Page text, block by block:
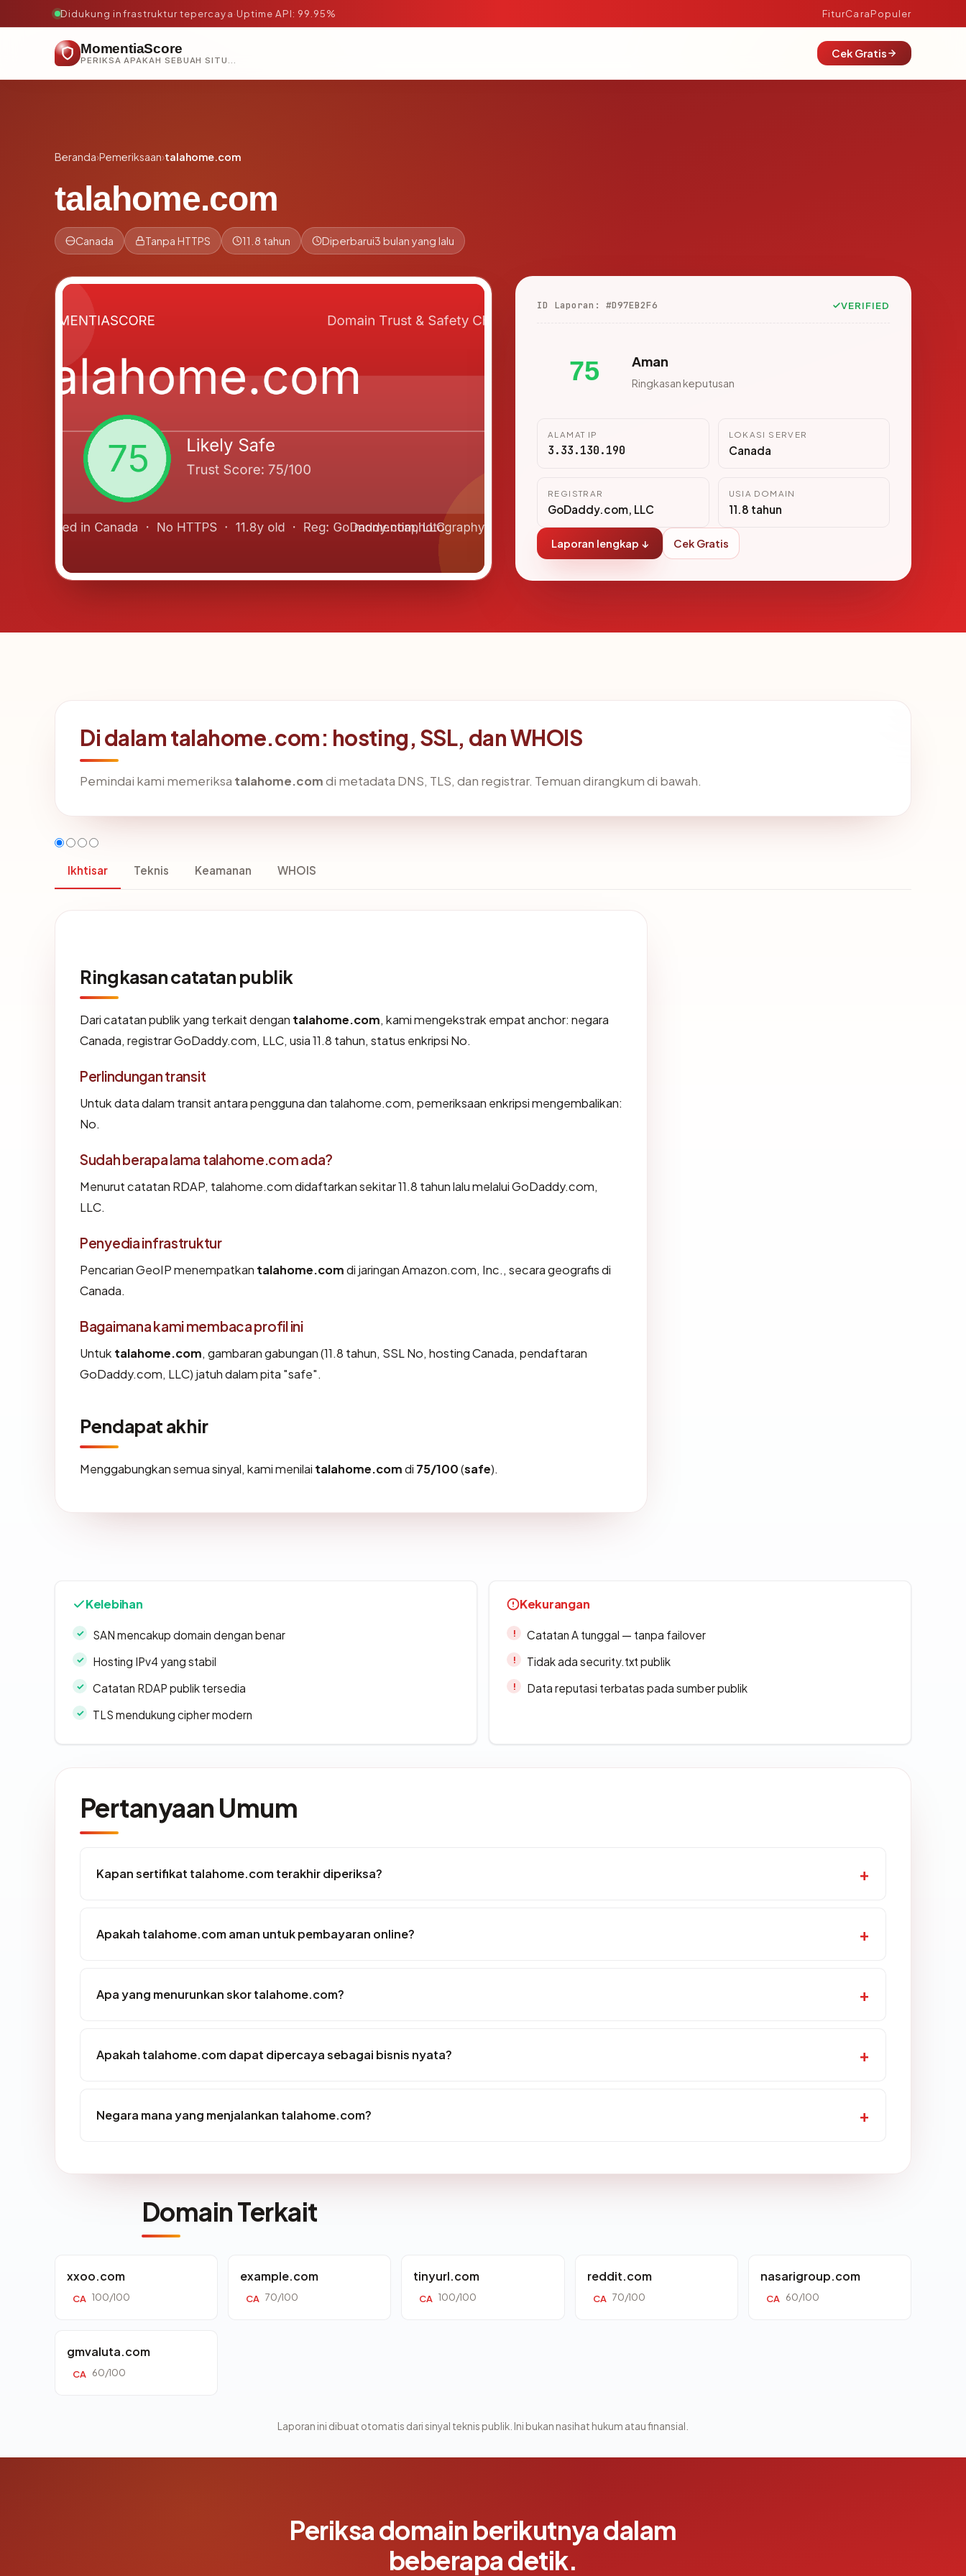
Didukung infrastruktur tepercaya·Uptime API: 99.95% FiturCaraPopuler
MomentiaScore
PERIKSA APAKAH SEBUAH SITUS AMAN, TEPERCAYA, DAN TERVERIFIKASI DALAM HITUNGAN DETIK.
Cek Gratis
Beranda›Pemeriksaan›talahome.com
talahome.com
Canada Tanpa HTTPS 11.8 tahun Diperbarui3 bulan yang lalu
ID Laporan: #D97EB2F6 VERIFIED
75 Aman
Ringkasan keputusan
ALAMAT IP
3.33.130.190
LOKASI SERVER
Canada
REGISTRAR
GoDaddy.com, LLC
USIA DOMAIN
11.8 tahun
Laporan lengkap ↓ Cek Gratis
Di dalam talahome.com: hosting, SSL, dan WHOIS
Pemindai kami memeriksa talahome.comdi metadata DNS, TLS, dan registrar. Temuan dirangkum di bawah.
Ikhtisar Teknis Keamanan WHOIS
Ringkasan catatan publik
Dari catatan publik yang terkait dengan talahome.com, kami mengekstrak empat anchor: negara
Canada, registrar GoDaddy.com, LLC, usia 11.8 tahun, status enkripsi No.
Perlindungan transit
Untuk data dalam transit antara pengguna dan talahome.com, pemeriksaan enkripsi mengembalikan:
No.
Sudah berapa lama talahome.com ada?
Menurut catatan RDAP, talahome.com didaftarkan sekitar 11.8 tahun lalu melalui GoDaddy.com,
LLC.
Penyedia infrastruktur
Pencarian GeoIP menempatkan talahome.comdi jaringan Amazon.com, Inc., secara geografis di
Canada.
Bagaimana kami membaca profil ini
Untuk talahome.com, gambaran gabungan (11.8 tahun, SSL No, hosting Canada, pendaftaran
GoDaddy.com, LLC) jatuh dalam pita "safe".
Pendapat akhir
Menggabungkan semua sinyal, kami menilai talahome.comdi 75/100(safe).
Kelebihan
SAN mencakup domain dengan benar
Hosting IPv4 yang stabil
Catatan RDAP publik tersedia
TLS mendukung cipher modern
Kekurangan
Catatan A tunggal — tanpa failover
Tidak ada security.txt publik
Data reputasi terbatas pada sumber publik
Pertanyaan Umum
Kapan sertifikat talahome.com terakhir diperiksa?
Apakah talahome.com aman untuk pembayaran online?
Apa yang menurunkan skor talahome.com?
Apakah talahome.com dapat dipercaya sebagai bisnis nyata?
Negara mana yang menjalankan talahome.com?
Domain Terkait
xxoo.com
CA 100/100
example.com
CA 70/100
tinyurl.com
CA 100/100
reddit.com
CA 70/100
nasarigroup.com
CA 60/100
gmvaluta.com
CA 60/100
Laporan ini dibuat otomatis dari sinyal teknis publik. Ini bukan nasihat hukum atau finansial.
Periksa domain berikutnya dalam
beberapa detik.